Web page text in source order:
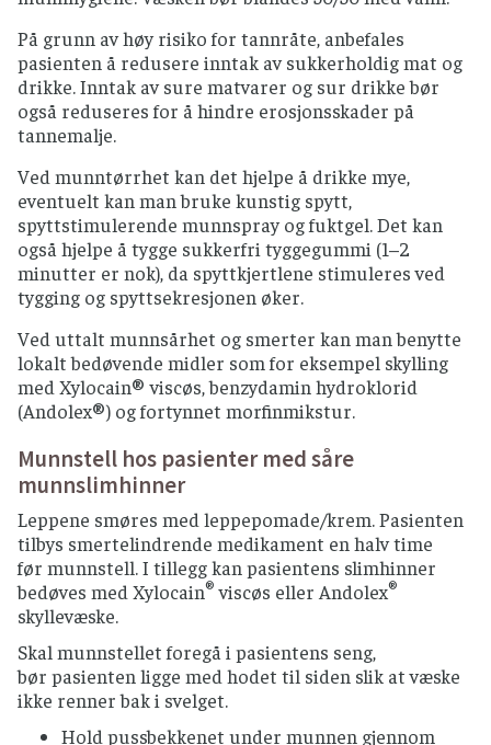
På grunn av høy risiko for tannråte, anbefales
pasienten å redusere inntak av sukkerholdig mat og
drikke. Inntak av sure matvarer og sur drikke bør
også reduseres for å hindre erosjonsskader på
tannemalje.
Ved munntørrhet kan det hjelpe å drikke mye,
eventuelt kan man bruke kunstig spytt,
spyttstimulerende munnspray og fuktgel. Det kan
også hjelpe å tygge sukkerfri tyggegummi (1–2
minutter er nok), da spyttkjertlene stimuleres ved
tygging og spyttsekresjonen øker.
Ved uttalt munnsårhet og smerter kan man benytte
lokalt bedøvende midler som for eksempel skylling
med Xylocain® viscøs, benzydamin hydroklorid
(Andolex®) og fortynnet morfinmikstur.
Munnstell hos pasienter med såre
munnslimhinner
Leppene smøres med leppepomade/krem. Pasienten
tilbys smertelindrende medikament en halv time
før munnstell. I tillegg kan pasientens slimhinner
bedøves med Xylocain® viscøs eller Andolex®
skyllevæske.
Skal munnstellet foregå i pasientens seng,
bør pasienten ligge med hodet til siden slik at væske
ikke renner bak i svelget.
Hold pussbekkenet under munnen gjennom